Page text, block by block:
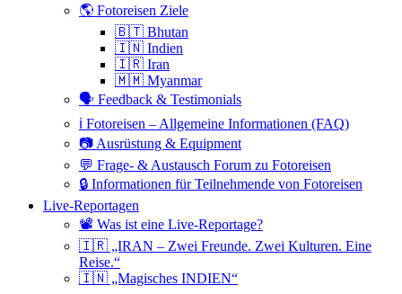
🌎 Fotoreisen Ziele
🇧🇹 Bhutan
🇮🇳 Indien
🇮🇷 Iran
🇲🇲 Myanmar
🗣 Feedback & Testimonials
ℹ️ Fotoreisen – Allgemeine Informationen (FAQ)
📷 Ausrüstung & Equipment
💬 Frage- & Austausch Forum zu Fotoreisen
🔒 Informationen für Teilnehmende von Fotoreisen
Live-Reportagen
📽 Was ist eine Live-Reportage?
🇮🇷 „IRAN – Zwei Freunde. Zwei Kulturen. Eine
Reise.“
🇮🇳 „Magisches INDIEN“